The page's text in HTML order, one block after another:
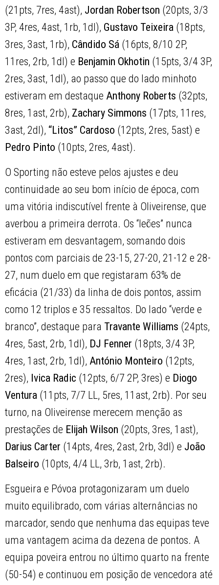
(21pts, 7res, 4ast), Jordan Robertson (20pts, 3/3
3P, 4res, 4ast, 1rb, 1dl), Gustavo Teixeira (18pts,
3res, 3ast, 1rb), Cândido Sá (16pts, 8/10 2P,
11res, 2rb, 1dl) e Benjamin Okhotin (15pts, 3/4 3P,
2res, 3ast, 1dl), ao passo que do lado minhoto
estiveram em destaque Anthony Roberts (32pts,
8res, 1ast, 2rb), Zachary Simmons (17pts, 11res,
3ast, 2dl), “Litos” Cardoso (12pts, 2res, 5ast) e
Pedro Pinto (10pts, 2res, 4ast).
O Sporting não esteve pelos ajustes e deu
continuidade ao seu bom início de época, com
uma vitória indiscutível frente à Oliveirense, que
averbou a primeira derrota. Os “leões” nunca
estiveram em desvantagem, somando dois
pontos com parciais de 23-15, 27-20, 21-12 e 28-
27, num duelo em que registaram 63% de
eficácia (21/33) da linha de dois pontos, assim
como 12 triplos e 35 ressaltos. Do lado “verde e
branco”, destaque para Travante Williams (24pts,
4res, 5ast, 2rb, 1dl), DJ Fenner (18pts, 3/4 3P,
4res, 1ast, 2rb, 1dl), António Monteiro (12pts,
2res), Ivica Radic (12pts, 6/7 2P, 3res) e Diogo
Ventura (11pts, 7/7 LL, 5res, 11ast, 2rb). Por seu
turno, na Oliveirense merecem menção as
prestações de Elijah Wilson (20pts, 3res, 1ast),
Darius Carter (14pts, 4res, 2ast, 2rb, 3dl) e João
Balseiro (10pts, 4/4 LL, 3rb, 1ast, 2rb).
Esgueira e Póvoa protagonizaram um duelo
muito equilibrado, com várias alternâncias no
marcador, sendo que nenhuma das equipas teve
uma vantagem acima da dezena de pontos. A
equipa poveira entrou no último quarto na frente
(50-54) e continuou em posição de vencedora até